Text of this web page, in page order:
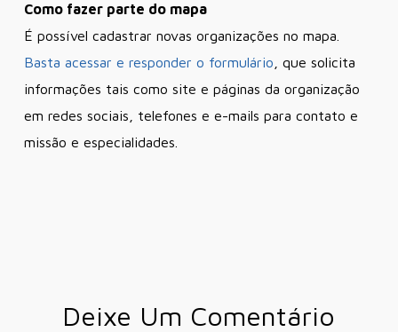
Como fazer parte do mapa
É possível cadastrar novas organizações no mapa.
Basta acessar e responder o formulário , que solicita
informações tais como site e páginas da organização
em redes sociais, telefones e e-mails para contato e
missão e especialidades.
Deixe Um Comentário